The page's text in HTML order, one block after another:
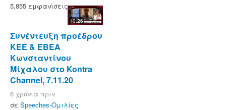
5,855 εμφανίσεις
10:26
Συνέντευξη προέδρου
ΚΕΕ & ΕΒΕΑ
Κωνσταντίνου
Μίχαλου στο Kontra
Channel, 7.11.20
6 χρόνια πριν
σε Speeches-Ομιλίες